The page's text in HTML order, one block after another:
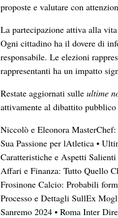
proposte e valutare con
La partecipazione attiva alla
Ogni cittadino ha il dovere di
responsabile. Le elezioni
rappresentanti ha un impatto
Restate aggiornati sulle ultime
attivamente al dibattito
Niccolò e Eleonora
Sua Passione per lAtletica •
Caratteristiche e Aspetti Salienti
Affari e Finanza: Tutto Quello
Frosinone Calcio: Probabili
Processo e Dettagli SullEx
Sanremo 2024 • Roma Inter